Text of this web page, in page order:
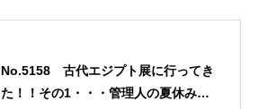
No.5158 古代エジプト展に行ってき
た！！その1・・・管理人の夏休み一